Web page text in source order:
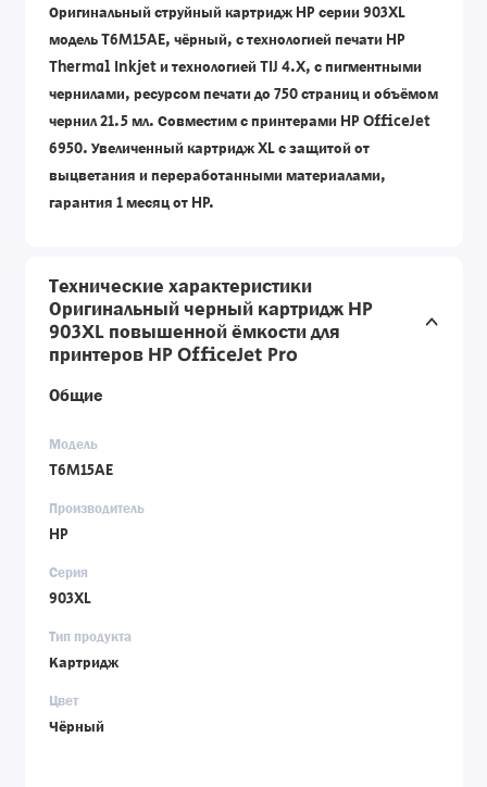
Оригинальный струйный картридж HP серии 903XL
модель T6M15AE, чёрный, с технологией печати HP
Thermal Inkjet и технологией TIJ 4.X, с пигментными
чернилами, ресурсом печати до 750 страниц и объёмом
чернил 21.5 мл. Совместим с принтерами HP OfficeJet
6950. Увеличенный картридж XL с защитой от
выцветания и переработанными материалами,
гарантия 1 месяц от HP.
Технические характеристики
Оригинальный черный картридж HP
903XL повышенной ёмкости для
принтеров HP OfficeJet Pro
Общие
Модель
T6M15AE
Производитель
HP
Серия
903XL
Тип продукта
Картридж
Цвет
Чёрный